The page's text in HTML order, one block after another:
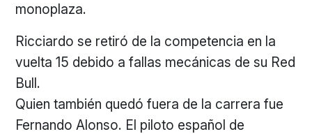
monoplaza.
Ricciardo se retiró de la competencia en la
vuelta 15 debido a fallas mecánicas de su Red
Bull.
Quien también quedó fuera de la carrera fue
Fernando Alonso. El piloto español de